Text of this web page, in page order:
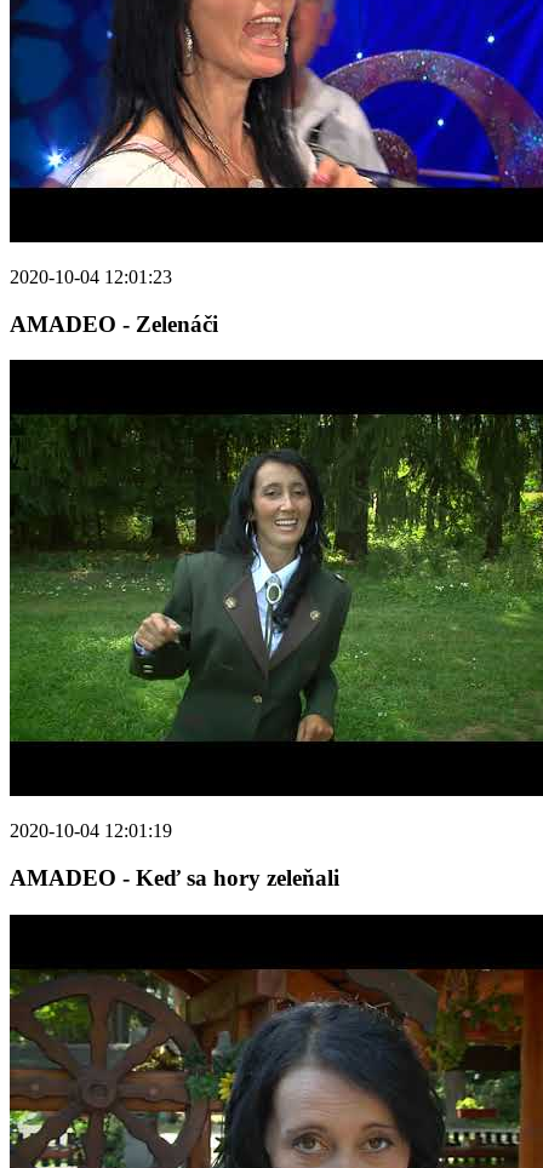
2020-10-04 12:01:23
AMADEO - Zelenáči
2020-10-04 12:01:19
AMADEO - Keď sa hory zeleňali